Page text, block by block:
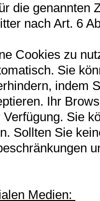
die genannten
nach Art. 6
Cookies zu
Sie
indem
Ihr
Sie
Sollten Sie
Medien: